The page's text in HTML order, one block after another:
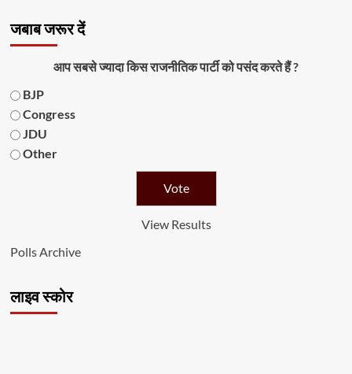
जबाब जरूर दें
आप सबसे ज्यादा किस राजनीतिक पार्टी को पसंद करते हैं ?
BJP
Congress
JDU
Other
View Results
Polls Archive
लाइव स्कोर